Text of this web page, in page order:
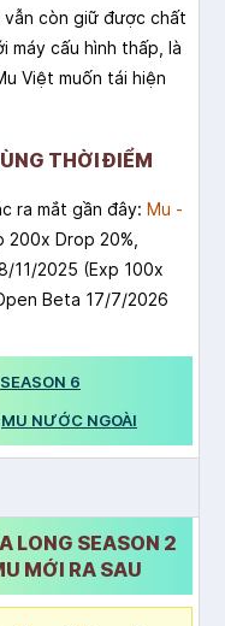
vẫn còn giữ được chất
máy cấu hình thấp, là
Việt muốn tái hiện
THỜI ĐIỂM
ra mắt gần đây: Mu -
Drop 20%,
11/2025 (Exp 100x
Beta 17/7/2026
SEASON 6
MU NƯỚC NGOÀI
LONG SEASON 2
MỚI RA SAU